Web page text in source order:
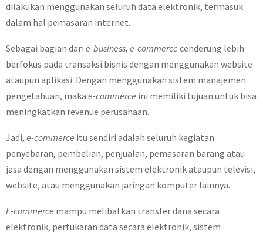
dilakukan menggunakan seluruh data elektronik, termasuk
dalam hal pemasaran internet.
Sebagai bagian dari e-business, e-commerce cenderung lebih
berfokus pada transaksi bisnis dengan menggunakan website
ataupun aplikasi. Dengan menggunakan sistem manajemen
pengetahuan, maka e-commerce ini memiliki tujuan untuk bisa
meningkatkan revenue perusahaan.
Jadi, e-commerce itu sendiri adalah seluruh kegiatan
penyebaran, pembelian, penjualan, pemasaran barang atau
jasa dengan menggunakan sistem elektronik ataupun televisi,
website, atau menggunakan jaringan komputer lainnya.
E-commerce mampu melibatkan transfer dana secara
elektronik, pertukaran data secara elektronik, sistem